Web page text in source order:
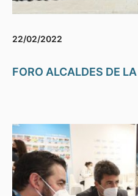
22/02/2022
FORO ALCALDES DE